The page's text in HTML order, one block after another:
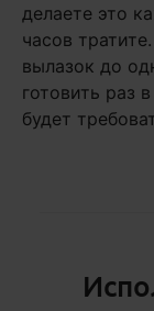
делаете это
часов
вылазок до
готовить раз
будет